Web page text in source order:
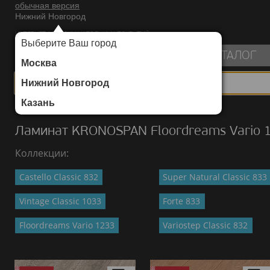
обычная версия
Нижний Новгород
Выберите Ваш город
Москва
Нижний Новгород
Казань
ИНТЕРНЕТ-МАГАЗИН НАПОЛЬНЫХ ПОКРЫТИЙ
КАТАЛОГ
Каталог
Ламинат KRONOSPAN Floordreams Vario
Коллекции:
Castello Classic 832 Super Natural Classic 833
Vintage Classic 1033 Forte 833
Floordreams Vario 1233 Variostep Classic 832